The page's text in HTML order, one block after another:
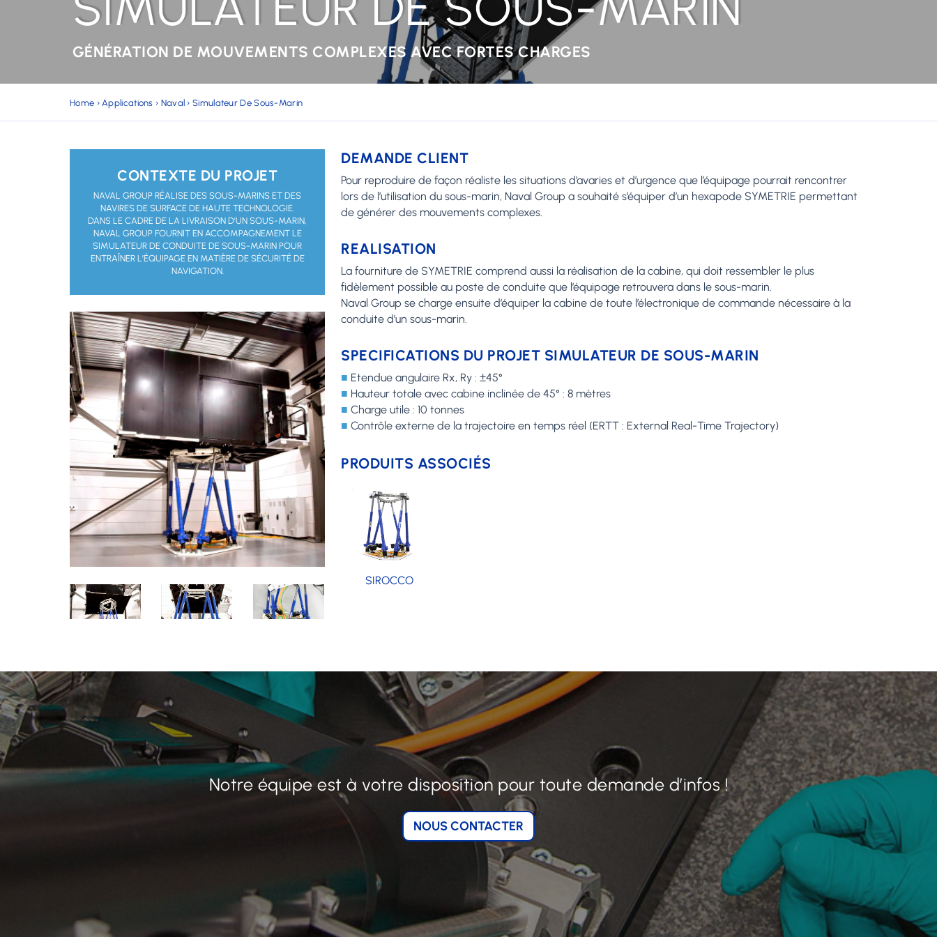
GÉNÉRATION DE MOUVEMENTS COMPLEXES AVEC FORTES CHARGES
Home ›Applications › Naval ›Simulateur De Sous-Marin
CONTEXTE DU PROJET
NAVAL GROUP RÉALISE DES SOUS-MARINS ET DES
NAVIRES DE SURFACE DE HAUTE TECHNOLOGIE.
DANS LE CADRE DE LA LIVRAISON D’UN SOUS-MARIN,
NAVAL GROUP FOURNIT EN ACCOMPAGNEMENT LE
SIMULATEUR DE CONDUITE DE SOUS-MARIN POUR
ENTRAÎNER L’ÉQUIPAGE EN MATIÈRE DE SÉCURITÉ DE
NAVIGATION.
DEMANDE CLIENT
Pour reproduire de façon réaliste les situations d’avaries et d’urgence que l’équipage pourrait rencontrer
lors de l’utilisation du sous-marin, Naval Group a souhaité s’équiper d’un hexapode SYMETRIE permettant
de générer des mouvements complexes.
REALISATION
La fourniture de SYMETRIE comprend aussi la réalisation de la cabine, qui doit ressembler le plus
fidèlement possible au poste de conduite que l’équipage retrouvera dans le sous-marin.
Naval Group se charge ensuite d’équiper la cabine de toute l’électronique de commande nécessaire à la
conduite d’un sous-marin.
SPECIFICATIONS DU PROJET SIMULATEUR DE SOUS-MARIN
■ Etendue angulaire Rx, Ry : ±45°
■ Hauteur totale avec cabine inclinée de 45° : 8 mètres
■Charge utile : 10 tonnes
■Contrôle externe de la trajectoire en temps réel (ERTT : External Real-Time Trajectory)
PRODUITS ASSOCIÉS
SIROCCO
Notre équipe est à votre disposition pour toute demande d’infos !
NOUS CONTACTER